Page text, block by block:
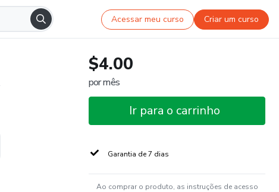
Acessar meu curso Criar um curso
$4.00
por mês
Ir para o carrinho
Garantia de 7 dias
Ao comprar o produto, as instruções de acesso